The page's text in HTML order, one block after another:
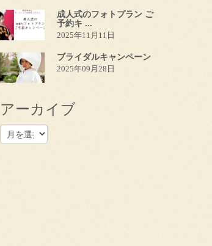
成人式のフォトプラン ご
予約キ ...
2025年11月11日
ブライダルキャンペーン
2025年09月28日
アーカイブ